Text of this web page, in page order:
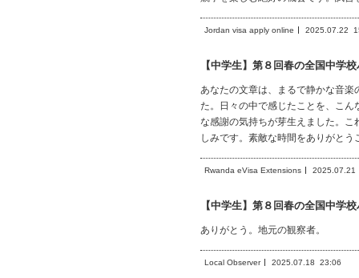
Jordan visa apply online 2025.07.22
【中学生】第８回春の全国中学
あなたの文章は、まるで静かな音
た。日々の中で感じたことを、こ
な感謝の気持ちが芽生えました。
しみです。素敵な時間をありがとう
Rwanda eVisa Extensions 2025.07.21
【中学生】第８回春の全国中学
ありがとう。地元の観察者。
Local Observer 2025.07.18 23:06